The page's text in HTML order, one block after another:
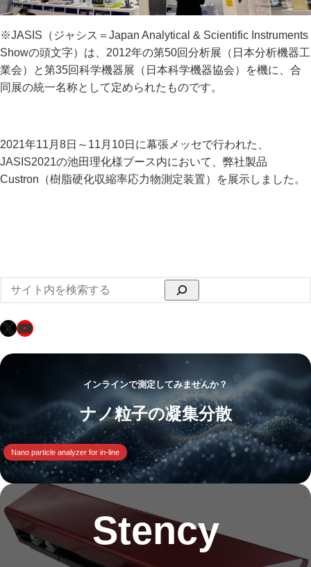
※JASIS（ジャシス＝Japan Analytical & Scientific Instruments
Showの頭文字）は、2012年の第50回分析展（日本分析機器工
業会）と第35回科学機器展（日本科学機器協会）を機に、合
同展の統一名称として定められたものです。
2021年11月8日～11月10日に幕張メッセで行われた、
JASIS2021の池田理化様ブース内において、弊社製品
Custron（樹脂硬化収縮率応力物測定装置）を展示しました。
検
索
X YouTube
インラインで測定してみませんか？
ナノ粒子の凝集分散
Nano particle analyzer for in-line
Stency